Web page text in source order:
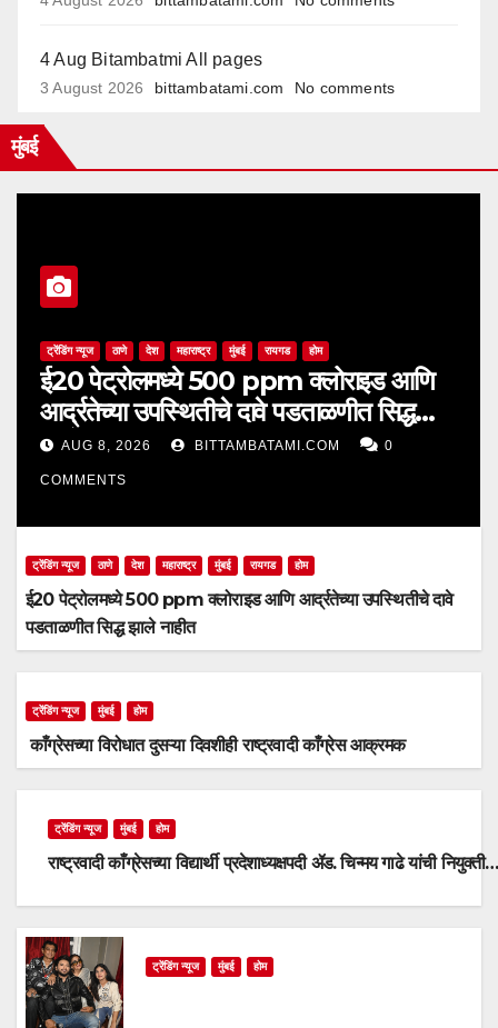
4 Aug Bitambatmi All pages
3 August 2026 bittambatami.com No comments
मुंबई
ट्रेंडिंग न्यूज ठाणे देश महाराष्ट्र मुंबई रायगड होम
ई20 पेट्रोलमध्ये 500 ppm क्लोराइड आणि
आर्द्रतेच्या उपस्थितीचे दावे पडताळणीत सिद्ध
झाले नाहीत
AUG 8, 2026 BITTAMBATAMI.COM 0
COMMENTS
ट्रेंडिंग न्यूज ठाणे देश महाराष्ट्र मुंबई रायगड होम
ई20 पेट्रोलमध्ये 500 ppm क्लोराइड आणि आर्द्रतेच्या उपस्थितीचे दावे
पडताळणीत सिद्ध झाले नाहीत
ट्रेंडिंग न्यूज मुंबई होम
काँग्रेसच्या विरोधात दुसऱ्या दिवशीही राष्ट्रवादी काँग्रेस आक्रमक
ट्रेंडिंग न्यूज मुंबई होम
राष्ट्रवादी काँग्रेसच्या विद्यार्थी प्रदेशाध्यक्षपदी ॲड. चिन्मय गाढे यांची नियुक्ती…
ट्रेंडिंग न्यूज मुंबई होम